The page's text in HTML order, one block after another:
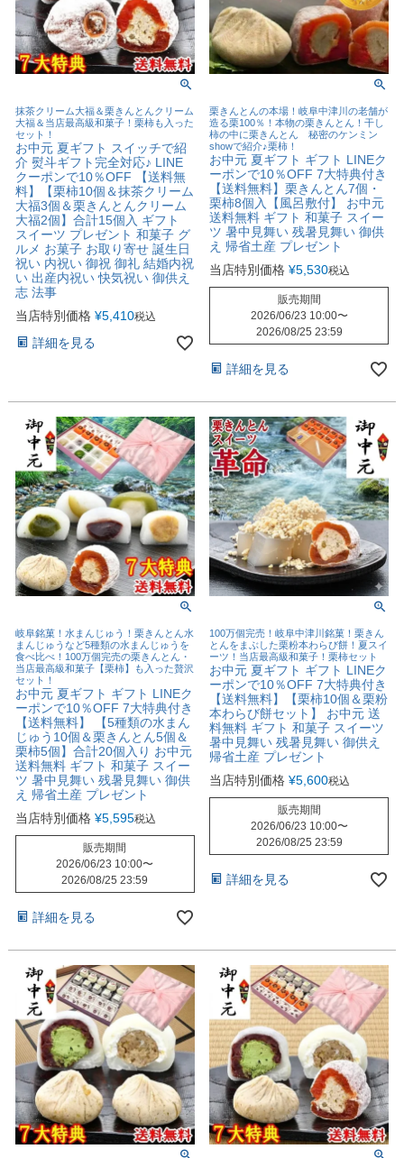
抹茶クリーム大福＆栗きんとんクリーム
大福＆当店最高級和菓子！栗柿も入った
セット！
お中元 夏ギフト スイッチで紹
介 熨斗ギフト完全対応♪ LINE
クーポンで10％OFF 【送料無
料】【栗柿10個＆抹茶クリーム
大福3個＆栗きんとんクリーム
大福2個】合計15個入 ギフト
スイーツ プレゼント 和菓子 グ
ルメ お菓子 お取り寄せ 誕生日
祝い 内祝い 御祝 御礼 結婚内祝
い 出産内祝い 快気祝い 御供え
志 法事
当店特別価格 ¥5,410税込
詳細を見る
栗きんとんの本場！岐阜中津川の老舗が
造る栗100％！本物の栗きんとん！干し
柿の中に栗きんとん 秘密のケンミン
showで紹介♪栗柿！
お中元 夏ギフト ギフト LINEク
ーポンで10％OFF 7大特典付き
【送料無料】栗きんとん7個・
栗柿8個入【風呂敷付】 お中元
送料無料 ギフト 和菓子 スイー
ツ 暑中見舞い 残暑見舞い 御供
え 帰省土産 プレゼント
当店特別価格 ¥5,530税込
販売期間
2026/06/23 10:00〜
2026/08/25 23:59
詳細を見る
岐阜銘菓！水まんじゅう！栗きんとん水
まんじゅうなど5種類の水まんじゅうを
食べ比べ！100万個完売の栗きんとん・
当店最高級和菓子【栗柿】も入った贅沢
セット！
お中元 夏ギフト ギフト LINEク
ーポンで10％OFF 7大特典付き
【送料無料】 【5種類の水まん
じゅう10個＆栗きんとん5個＆
栗柿5個】合計20個入り お中元
送料無料 ギフト 和菓子 スイー
ツ 暑中見舞い 残暑見舞い 御供
え 帰省土産 プレゼント
当店特別価格 ¥5,595税込
販売期間
2026/06/23 10:00〜
2026/08/25 23:59
詳細を見る
100万個完売！岐阜中津川銘菓！栗きん
とんをまぶした栗粉本わらび餅！夏スイ
ーツ！当店最高級和菓子！栗柿セット
お中元 夏ギフト ギフト LINEク
ーポンで10％OFF 7大特典付き
【送料無料】【栗柿10個＆栗粉
本わらび餅セット】 お中元 送
料無料 ギフト 和菓子 スイーツ
暑中見舞い 残暑見舞い 御供え
帰省土産 プレゼント
当店特別価格 ¥5,600税込
販売期間
2026/06/23 10:00〜
2026/08/25 23:59
詳細を見る